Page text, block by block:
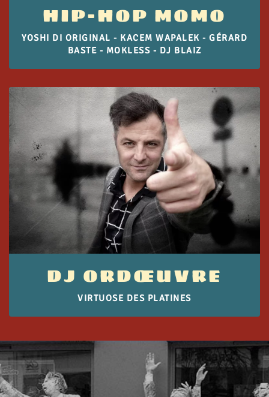
HIP-HOP MOMO
YOSHI DI ORIGINAL - KACEM WAPALEK - GÉRARD
BASTE - MOKLESS - DJ BLAIZ
DJ ORDŒUVRE
VIRTUOSE DES PLATINES